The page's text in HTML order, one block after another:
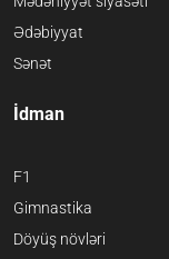
Ədəbiyyat
Sənət
İdman
F1
Gimnastika
Döyüş növləri